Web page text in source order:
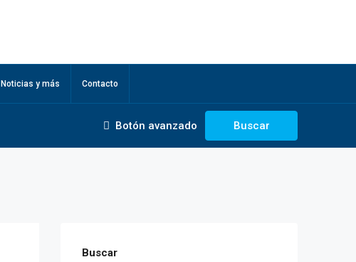
Noticias y más Contacto
Botón avanzado Buscar
Buscar